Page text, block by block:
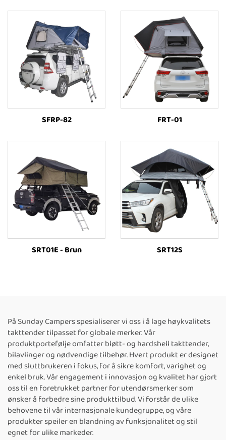
SFRP-82 FRT-01
SRT01E - Brun SRT12S
På Sunday Campers spesialiserer vi oss i å lage høykvalitets
takttender tilpasset for globale merker. Vår
produktportefølje omfatter bløtt- og hardshell takttender,
bilavlinger og nødvendige tilbehør. Hvert produkt er designet
med sluttbrukeren i fokus, for å sikre komfort, varighet og
enkel bruk. Vår engagement i innovasjon og kvalitet har gjort
oss til en foretrukket partner for utendørsmerker som
ønsker å forbedre sine produkttilbud. Vi forstår de ulike
behovene til vår internasjonale kundegruppe, og våre
produkter speiler en blandning av funksjonalitet og stil
egnet for ulike markeder.